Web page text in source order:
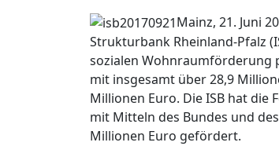
Mainz, 21. Juni
Strukturbank Rheinland-Pfalz
sozialen Wohnraumförderung
mit insgesamt über 28,9
Millionen Euro. Die ISB hat
mit Mitteln des Bundes und
Millionen Euro gefördert.